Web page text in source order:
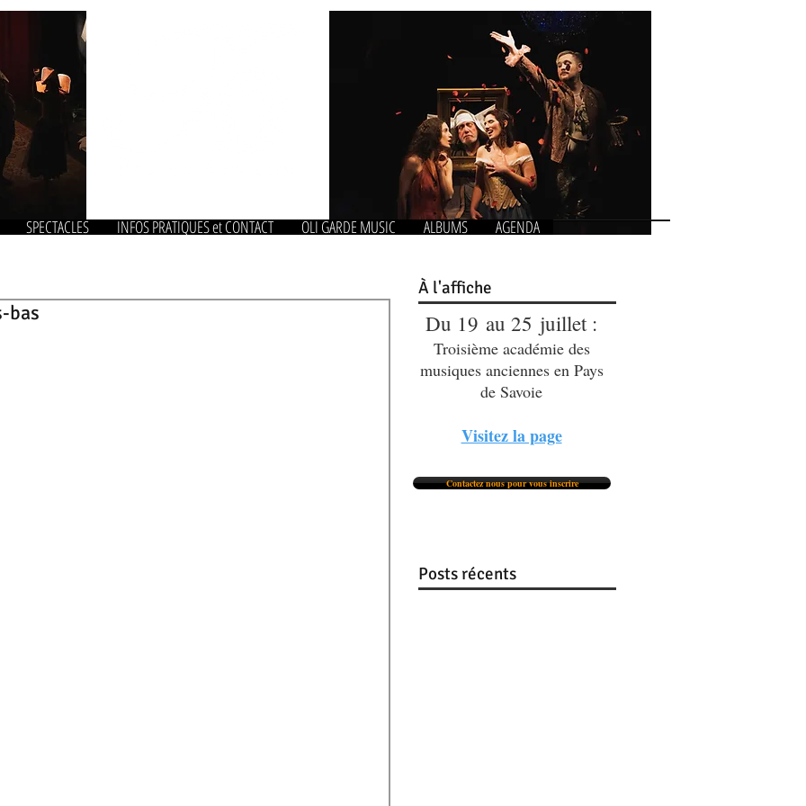
SPECTACLES INFOS PRATIQUES et CONTACT OLI GARDE MUSIC ALBUMS AGENDA
bas
À l'affiche
Du 19 au 25 juillet :
Troisième académie des
musiques anciennes en Pays
de Savoie
Visitez la page
Contactez nous pour vous inscrire
Posts récents